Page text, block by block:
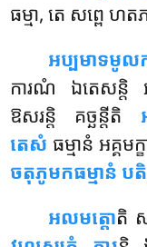
ធម្មា, តេ សព្ពេ ហ
អប្បមាទមូល
ការណំ ឯតេសន្តិ
ឱសរន្តិ គច្ឆន្តីតិ
តេសំ ធម្មានំ អគ្គម
ចតុភូមកធម្មានំ បតិ
អលមត្តោតិ ស